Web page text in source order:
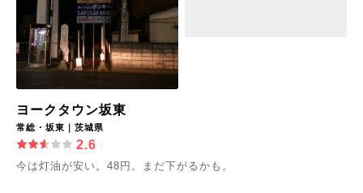
ヨークタウン坂東
常総・坂東｜茨城県
2.6
今は灯油が安い。48円。まだ下がるかも。